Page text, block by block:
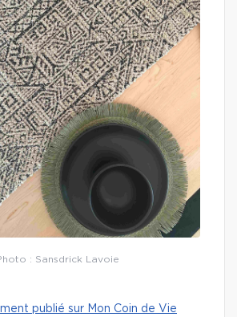
: Sansdrick Lavoie
publié sur Mon Coin de Vie